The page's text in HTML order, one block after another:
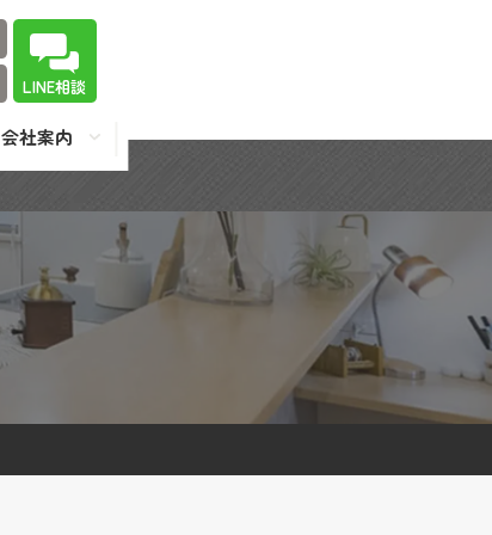
LINE相談
会社案内